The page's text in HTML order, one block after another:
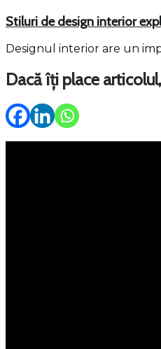
Stiluri de design interior
Designul interior are un
Dacă îți place